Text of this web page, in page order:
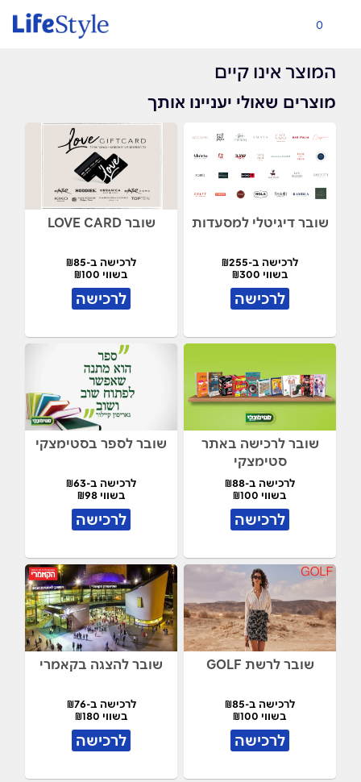
0
המוצר אינו קיים
מוצרים שאולי יעניינו אותך
שובר דיגיטלי למסעדות
לרכישה ב-₪255
בשווי ₪300
לרכישה
שובר LOVE CARD
לרכישה ב-₪85
בשווי ₪100
לרכישה
שובר לרכישה באתר
סטימצקי
לרכישה ב-₪88
בשווי ₪100
לרכישה
שובר לספר בסטימצקי
לרכישה ב-₪63
בשווי ₪98
לרכישה
שובר לרשת GOLF
לרכישה ב-₪85
בשווי ₪100
לרכישה
שובר להצגה בקאמרי
לרכישה ב-₪76
בשווי ₪180
לרכישה